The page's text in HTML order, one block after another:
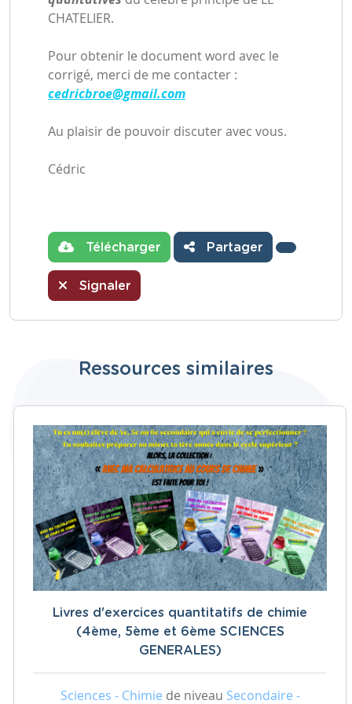
CHATELIER.
Pour obtenir le document word avec le
corrigé, merci de me contacter :
cedricbroe@gmail.com
Au plaisir de pouvoir discuter avec vous.
Cédric
Télécharger Partager
Signaler
Ressources similaires
Livres d'exercices quantitatifs de chimie
(4ème, 5ème et 6ème SCIENCES
GENERALES)
Sciences - Chimie de niveau Secondaire -